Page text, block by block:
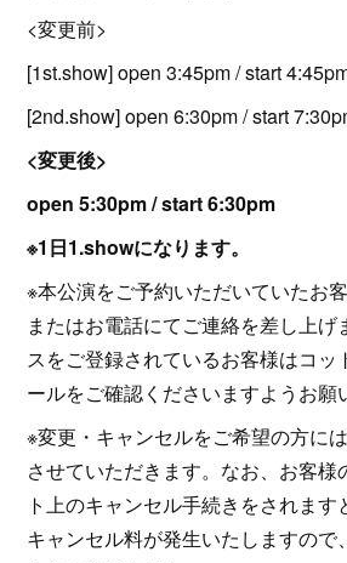
<変更前>
[1st.show] open 3:45pm / start
[2nd.show] open 6:30pm / start
<変更後>
open 5:30pm / start 6:30pm
※1日1.showになります。
※本公演をご予約いただいていたお
またはお電話にてご連絡を差し上げ
スをご登録されているお客様はコッ
ールをご確認くださいますようお願
※変更・キャンセルをご希望の方に
させていただきます。なお、お客様
ト上のキャンセル手続きをされま
キャンセル料が発生いたしますので